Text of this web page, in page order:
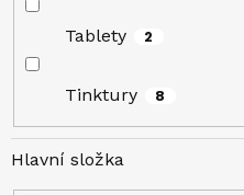
Tablety 2
Tinktury 8
Hlavní složka